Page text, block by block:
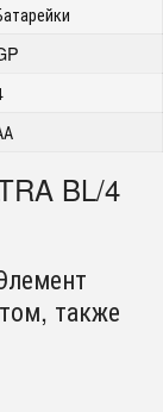
BL/4
также